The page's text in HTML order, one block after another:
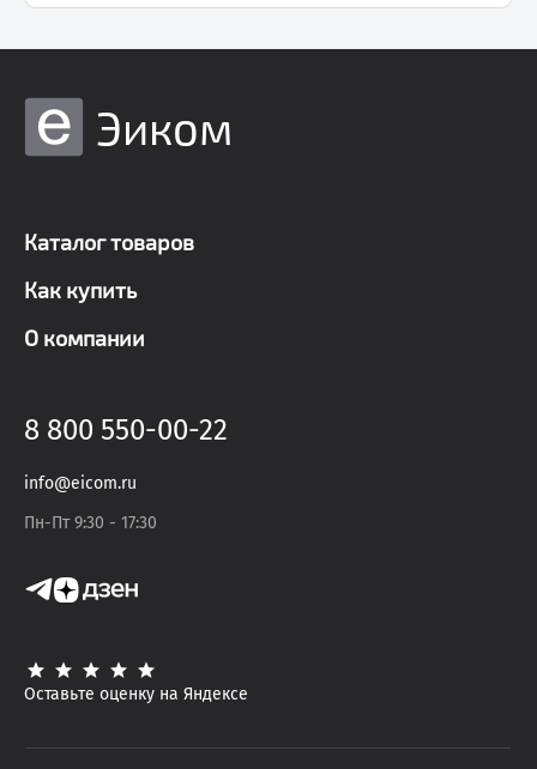
Эиком
Каталог товаров
Как купить
О компании
8 800 550-00-22
info@eicom.ru
Пн-Пт 9:30 - 17:30
Оставьте оценку на Яндексе